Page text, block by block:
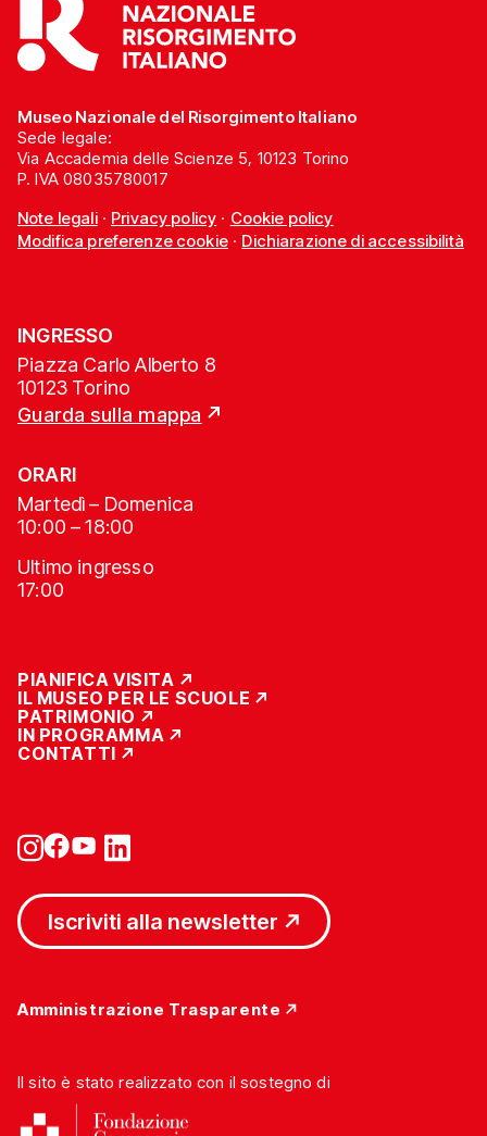
Museo Nazionale del Risorgimento Italiano
Sede legale:
Via Accademia delle Scienze 5, 10123 Torino
P. IVA 08035780017
Note legali· Privacy policy · Cookie policy
Modifica preferenze cookie· Dichiarazione di accessibilità
INGRESSO
Piazza Carlo Alberto 8
10123 Torino
Guarda sulla mappa
ORARI
Martedì – Domenica
10:00 – 18:00
Ultimo ingresso
17:00
PIANIFICA VISITA
IL MUSEO PER LE SCUOLE
PATRIMONIO
IN PROGRAMMA
CONTATTI
Iscriviti alla newsletter
Amministrazione Trasparente
Il sito è stato realizzato con il sostegno di